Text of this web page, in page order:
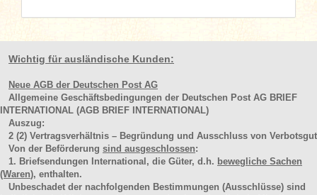
Wichtig für ausländische Kunden:
Neue AGB der Deutschen Post AG
Allgemeine Geschäftsbedingungen der Deutschen Post AG BRIEF
INTERNATIONAL (AGB BRIEF INTERNATIONAL)
Auszug:
2 (2) Vertragsverhältnis – Begründung und Ausschluss von Verbotsgut
Von der Beförderung sind ausgeschlossen:
1. Briefsendungen International, die Güter, d.h. bewegliche Sachen
(Waren), enthalten.
Unbeschadet der nachfolgenden Bestimmungen (Ausschlüsse) sind